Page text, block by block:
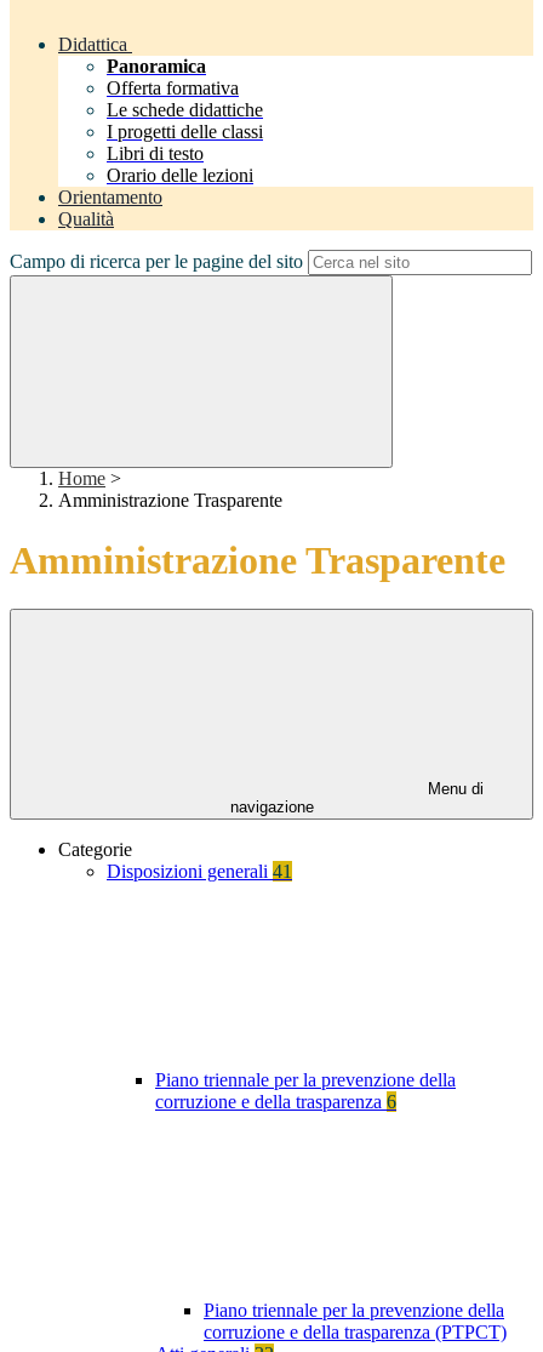
Didattica
Panoramica
Offerta formativa
Le schede didattiche
I progetti delle classi
Libri di testo
Orario delle lezioni
Orientamento
Qualità
Campo di ricerca per le pagine del sito
Home >
Amministrazione Trasparente
Amministrazione Trasparente
Menu di
navigazione
Categorie
Disposizioni generali 41
Piano triennale per la prevenzione della
corruzione e della trasparenza 6
Piano triennale per la prevenzione della
corruzione e della trasparenza (PTPCT)